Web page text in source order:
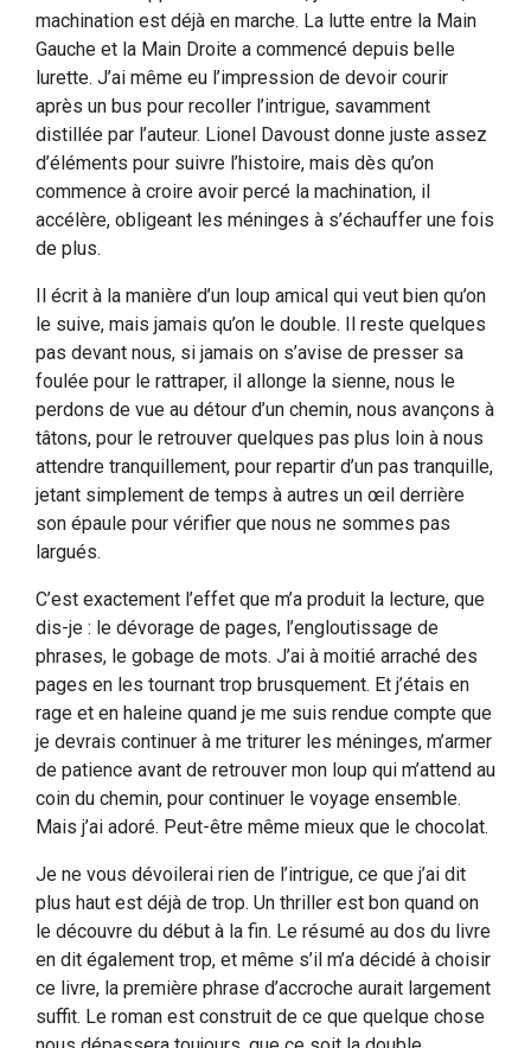
machination est déjà en marche. La lutte entre la Main
Gauche et la Main Droite a commencé depuis belle
lurette. J’ai même eu l’impression de devoir courir
après un bus pour recoller l’intrigue, savamment
distillée par l’auteur. Lionel Davoust donne juste assez
d’éléments pour suivre l’histoire, mais dès qu’on
commence à croire avoir percé la machination, il
accélère, obligeant les méninges à s’échauffer une fois
de plus.
Il écrit à la manière d’un loup amical qui veut bien qu’on
le suive, mais jamais qu’on le double. Il reste quelques
pas devant nous, si jamais on s’avise de presser sa
foulée pour le rattraper, il allonge la sienne, nous le
perdons de vue au détour d’un chemin, nous avançons à
tâtons, pour le retrouver quelques pas plus loin à nous
attendre tranquillement, pour repartir d’un pas tranquille,
jetant simplement de temps à autres un œil derrière
son épaule pour vérifier que nous ne sommes pas
largués.
C’est exactement l’effet que m’a produit la lecture, que
dis-je : le dévorage de pages, l’engloutissage de
phrases, le gobage de mots. J’ai à moitié arraché des
pages en les tournant trop brusquement. Et j’étais en
rage et en haleine quand je me suis rendue compte que
je devrais continuer à me triturer les méninges, m’armer
de patience avant de retrouver mon loup qui m’attend au
coin du chemin, pour continuer le voyage ensemble.
Mais j’ai adoré. Peut-être même mieux que le chocolat.
Je ne vous dévoilerai rien de l’intrigue, ce que j’ai dit
plus haut est déjà de trop. Un thriller est bon quand on
le découvre du début à la fin. Le résumé au dos du livre
en dit également trop, et même s’il m’a décidé à choisir
ce livre, la première phrase d’accroche aurait largement
suffit. Le roman est construit de ce que quelque chose